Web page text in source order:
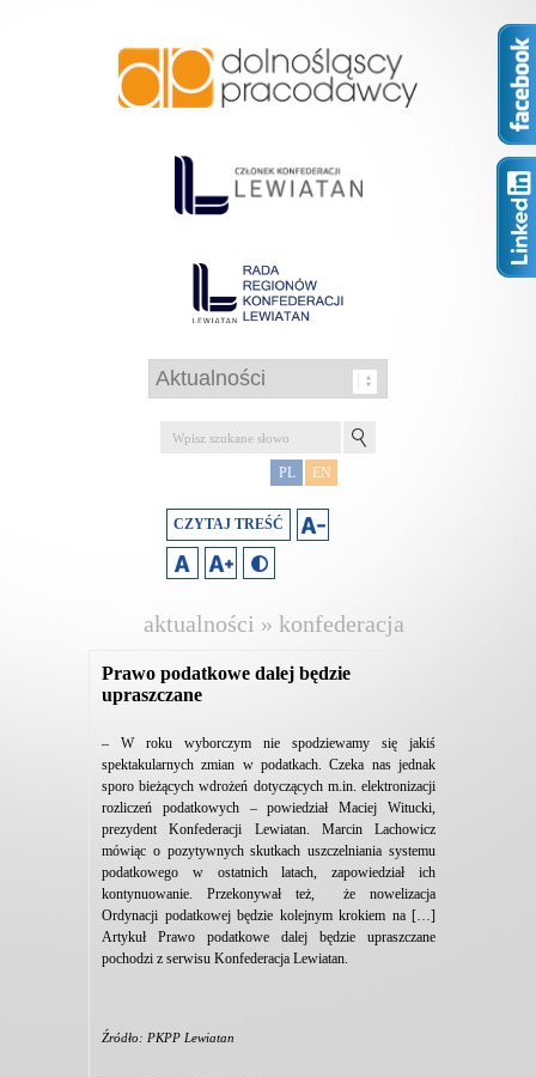
PL EN
CZYTAJ TREŚĆ
aktualności » konfederacja
Prawo podatkowe dalej będzie
upraszczane
– W roku wyborczym nie spodziewamy się jakiś
spektakularnych zmian w podatkach. Czeka nas jednak
sporo bieżących wdrożeń dotyczących m.in. elektronizacji
rozliczeń podatkowych – powiedział Maciej Witucki,
prezydent Konfederacji Lewiatan. Marcin Lachowicz
mówiąc o pozytywnych skutkach uszczelniania systemu
podatkowego w ostatnich latach, zapowiedział ich
kontynuowanie. Przekonywał też, że nowelizacja
Ordynacji podatkowej będzie kolejnym krokiem na […]
Artykuł Prawo podatkowe dalej będzie upraszczane
pochodzi z serwisu Konfederacja Lewiatan.
Źródło: PKPP Lewiatan